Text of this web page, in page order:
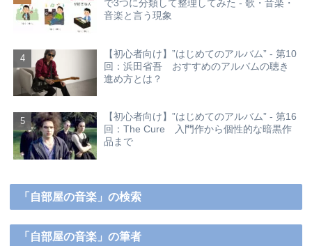
で3つに分類して整理してみた - 歌・音楽・
音楽と言う現象
【初心者向け】”はじめてのアルバム” - 第10
回：浜田省吾 おすすめのアルバムの聴き
進め方とは？
【初心者向け】”はじめてのアルバム” - 第16
回：The Cure 入門作から個性的な暗黒作
品まで
「自部屋の音楽」の検索
「自部屋の音楽」の筆者